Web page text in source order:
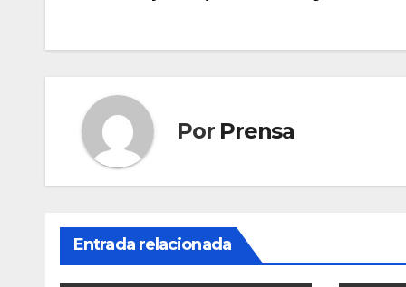
entradas
Por Prensa
Entrada relacionada